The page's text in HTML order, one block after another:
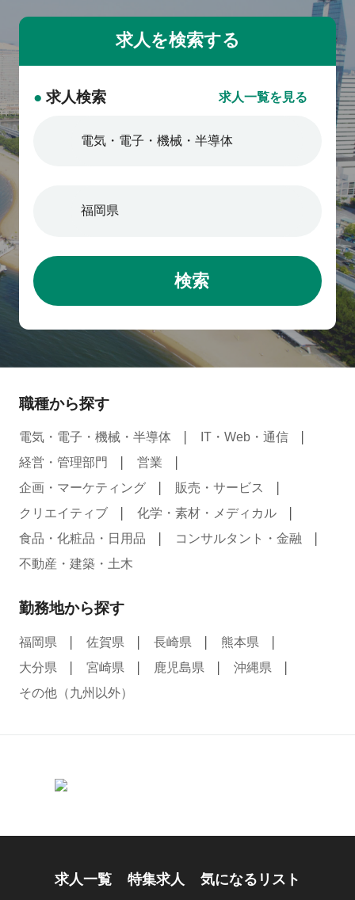
● 求人検索 求人一覧を見る
検索
職種から探す
電気・電子・機械・半導体
IT・Web・通信
経営・管理部門
営業
企画・マーケティング
販売・サービス
クリエイティブ
化学・素材・メディカル
食品・化粧品・日用品
コンサルタント・金融
不動産・建築・土木
勤務地から探す
福岡県 佐賀県 長崎県
熊本県
大分県
宮崎県 鹿児島県
沖縄県
その他（九州以外）
求人一覧 特集求人
気になるリスト